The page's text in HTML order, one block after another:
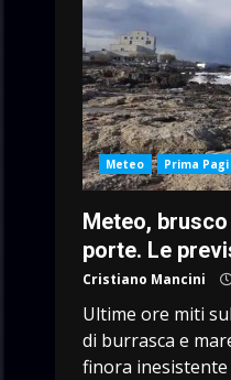
Meteo Prima
Meteo,
porte. Le
Cristiano Mancini
Ultime ore miti
di burrasca e
finora inesistente